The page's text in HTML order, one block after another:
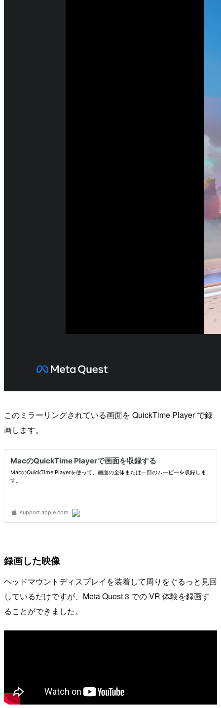
このミラーリングされている画面を QuickTime Player で録
画します。
録画した映像
ヘッドマウントディスプレイを装着して周りをぐるっと見回
しているだけですが、Meta Quest 3 での VR 体験を録画す
ることができました。